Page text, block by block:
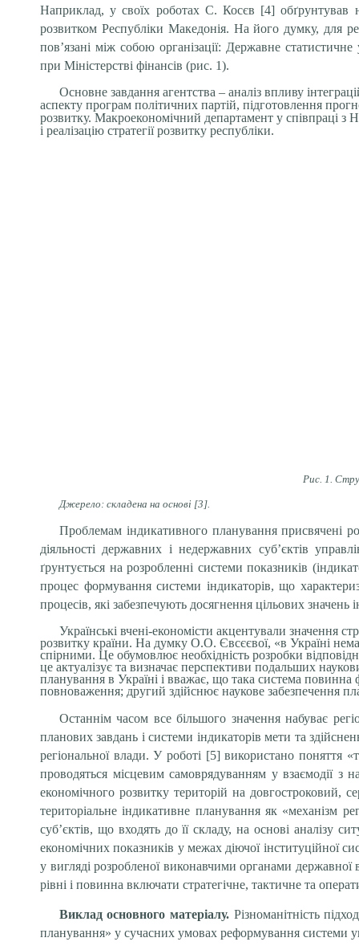
Наприклад, у своїх роботах С. Косєв [4] обґрунтував
розвитком Республіки Македонія. На його думку, для
пов’язані між собою організації: Державне
при Міністерстві фінансів (рис. 1).
Основне завдання агентства – аналіз впливу
аспекту програм політичних партій, підготовлення
розвитку. Макроекономічний департамент у співпраці з
і реалізацію стратегії розвитку республіки.
Рис. 1.
Джерело: складена на основі [3].
Проблемам індикативного планування присвячені
діяльності державних і недержавних суб’єктів
ґрунтується на розробленні системи показників
процес формування системи індикаторів, що
процесів, які забезпечують досягнення цільових значень
Українські вчені-економісти акцентували значення
розвитку країни. На думку О.О. Євсєєвої, «в Україні
спірними. Це обумовлює необхідність розробки
це актуалізує та визначає перспективи подальших
планування в Україні і вважає, що така система
повноваження; другий здійснює наукове забезпечення
Останнім часом все більшого значення набуває
планових завдань і системи індикаторів мети та
регіональної влади. У роботі [5] використано поняття
проводяться місцевим самоврядуванням у взаємодії з
економічного розвитку територій на
територіальне індикативне планування як «механізм
суб’єктів, що входять до її складу, на основі аналізу
економічних показників у межах діючої інституційної
у вигляді розробленої виконавчими органами державної
рівні і повинна включати стратегічне, тактичне та
Виклад основного матеріалу. Різноманітність
планування» у сучасних умовах реформування системи